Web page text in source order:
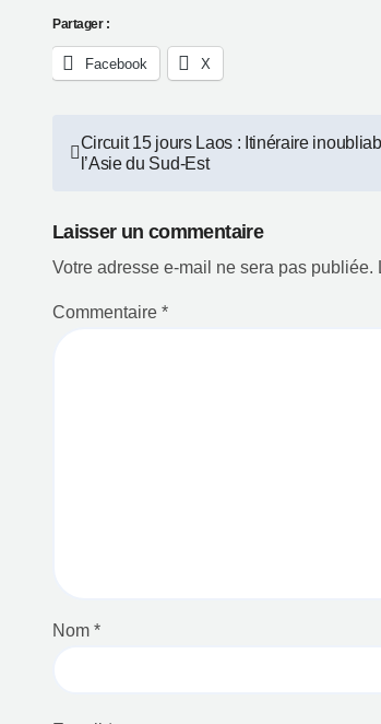
Partager :
Facebook X
Navigation
l’article
Circuit 15 jours Laos : Itinéraire
l’Asie du Sud-Est
Laisser un commentaire
Votre adresse e-mail ne sera pas publiée.
Commentaire *
Nom *